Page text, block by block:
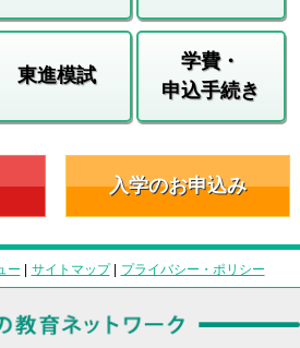
東進模試
学費・
申込手続き
入学のお申込み
ー | サイトマップ| プライバシー・ポリシー